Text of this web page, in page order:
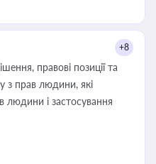
+8
правові позиції та
з прав людини, які
людини і застосування